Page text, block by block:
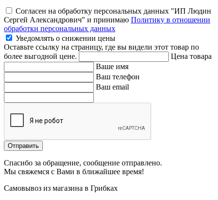
Согласен на обработку персональных данных "ИП Людин
Сергей Александрович" и принимаю Политику в отношении
обработки персональных данных
Уведомлять о снижении цены
Оставьте ссылку на страницу, где вы видели этот товар по
более выгодной цене.
Цена товара
Ваше имя
Ваш телефон
Ваш email
Отправить
Спасибо за обращение, сообщение отправлено.
Мы свяжемся с Вами в ближайшее время!
Самовывоз из магазина в Грибках